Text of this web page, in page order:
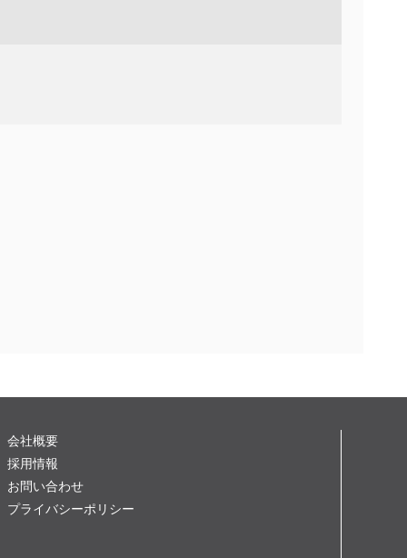
会社概要
採用情報
お問い合わせ
プライバシーポリシー